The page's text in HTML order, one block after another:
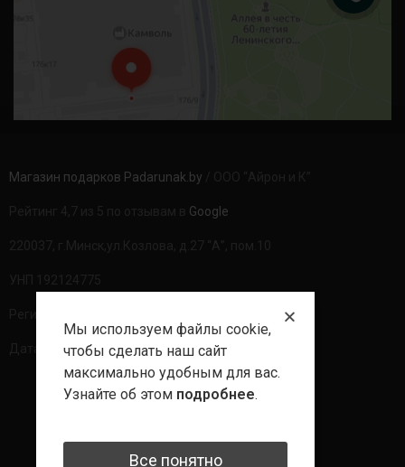
Магазин подарков Padarunak.by
Google
Дата регистрации: 20.08.2020г
Мы используем файлы cookie,
чтобы сделать наш сайт
максимально удобным для вас.
Узнайте об этом подробнее.
Все понятно